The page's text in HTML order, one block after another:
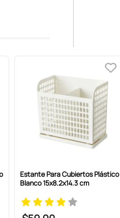
Estante Para Cubiertos Plástico
Blanco 15x8.2x14.3 cm